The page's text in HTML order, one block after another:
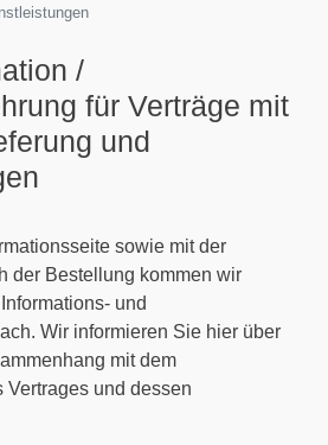
/
für Verträge mit
und
sowie mit der
der Bestellung kommen wir
und
Wir informieren Sie hier über
mit dem
und dessen